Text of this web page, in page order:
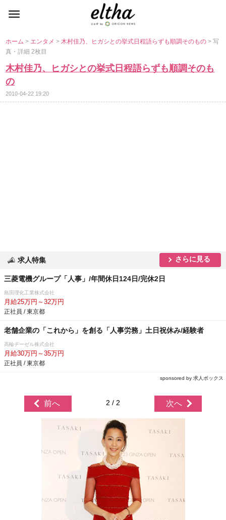
ホーム> エンタメ>木村佳乃、ヒガシとの挙式日程語らずも順調そのもの> 写
真・詳細 2枚目
木村佳乃、ヒガシとの挙式日程語らずも順調そのも
の
2010-04-22 19:20
求人特集 さらに見る
三菱電機グループ「人事」/年間休日124日/完休2日
島田理化工業株式会社
月給25万円～32万円
正社員 / 東京都
老舗企業の「これから」を創る「人事労務」土日祝休み/経験者
高輪ヂーゼル株式会社
月給30万円～35万円
正社員 / 東京都
sponsored by 求人ボックス
前へ 2 / 2 次へ